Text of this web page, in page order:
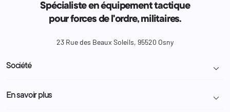
Spécialiste en équipement tactique
pour forces de l'ordre, militaires.
23 Rue des Beaux Soleils, 95520 Osny
Société 
Livraison et retour colis
En savoir plus 